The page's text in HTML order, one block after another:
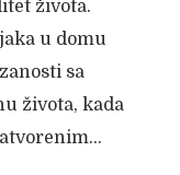
života.
u domu
sa
života, kada